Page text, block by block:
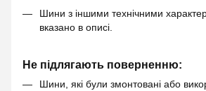
Шини з іншими технічними
вказано в описі.
Не підлягають поверненню:
Шини, які були змонтовані або